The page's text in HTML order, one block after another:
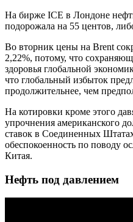
На бирже ICE в Лондоне
подорожала на 55 центов,
Во вторник цены на Brent
2,22%, потому, что
здоровья глобальной
что глобальный избыток
продолжительнее, чем
На котировки кроме этого
упрочнения американского
ставок в Соединенных
обеспокоенность по поводу
Китая.
Нефть под давлением